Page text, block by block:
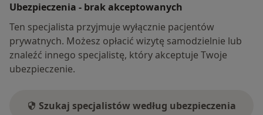
Ubezpieczenia - brak akceptowanych
Ten specjalista przyjmuje wyłącznie pacjentów
prywatnych. Możesz opłacić wizytę samodzielnie lub
znaleźć innego specjalistę, który akceptuje Twoje
ubezpieczenie.
Szukaj specjalistów według ubezpieczenia